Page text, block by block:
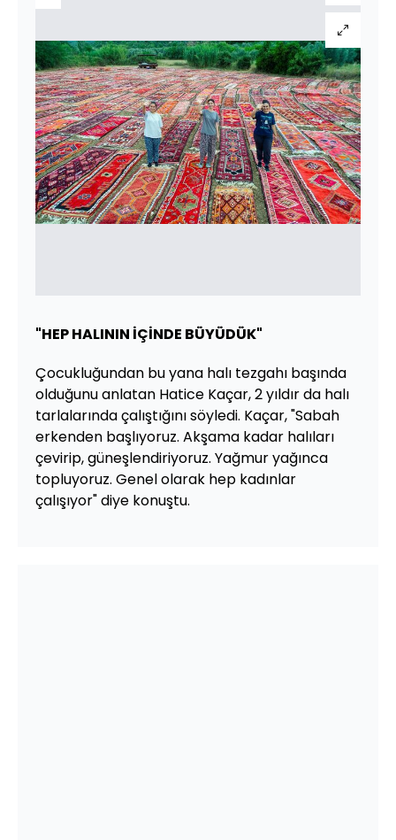
"HEP HALININ İÇİNDE BÜYÜDÜK"
Çocukluğundan bu yana halı tezgahı başında
olduğunu anlatan Hatice Kaçar, 2 yıldır da halı
tarlalarında çalıştığını söyledi. Kaçar, "Sabah
erkenden başlıyoruz. Akşama kadar halıları
çevirip, güneşlendiriyoruz. Yağmur yağınca
topluyoruz. Genel olarak hep kadınlar
çalışıyor" diye konuştu.